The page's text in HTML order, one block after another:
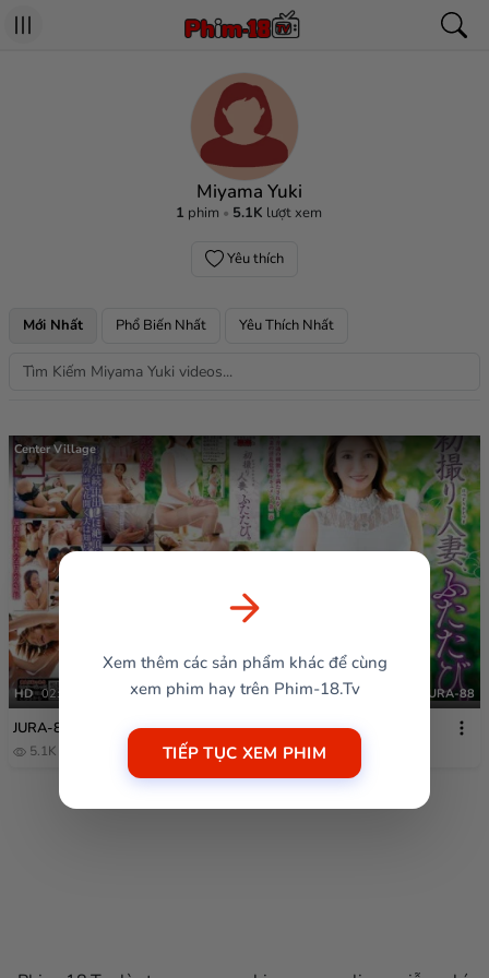
Miyama Yuki
1 phim 5.1K lượt xem
Yêu thích
Mới Nhất Phổ Biến Nhất Yêu Thích Nhất
Center Village
HD 02:12:24 JURA-88
JURA-88
5.1K
Xem thêm các sản phẩm khác để cùng
xem phim hay trên Phim-18.Tv
TIẾP TỤC XEM PHIM